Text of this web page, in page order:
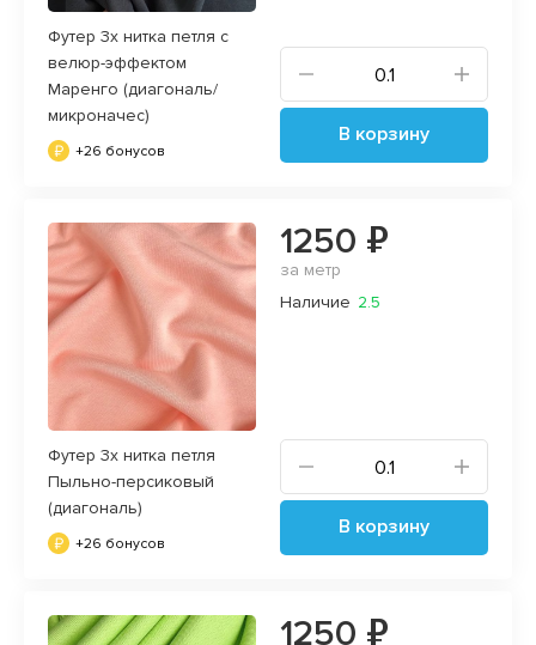
Футер 3х нитка петля с
велюр-эффектом
Маренго (диагональ/
микроначес)
+26 бонусов
В корзину
Футер 3х нитка петля
Пыльно-персиковый
(диагональ)
+26 бонусов
1250 ₽
за метр
Наличие 2.5
В корзину
1250 ₽